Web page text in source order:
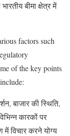
बीमा क्षेत्र में
factors such
of the key points
बाजार की स्थिति,
कारकों पर
विचार करने योग्य